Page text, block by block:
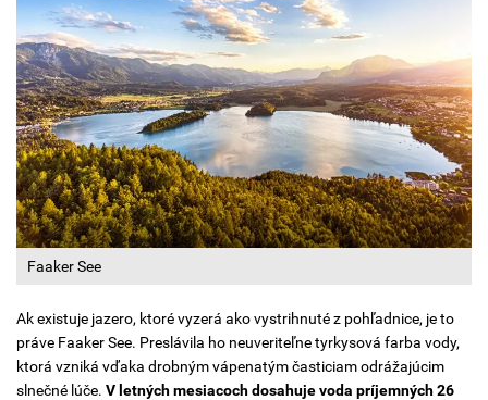
Faaker See
Ak existuje jazero, ktoré vyzerá ako vystrihnuté z pohľadnice, je to
práve Faaker See. Preslávila ho neuveriteľne tyrkysová farba vody,
ktorá vzniká vďaka drobným vápenatým časticiam odrážajúcim
slnečné lúče. V letných mesiacoch dosahuje voda príjemných 26